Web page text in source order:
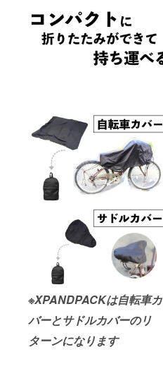
※XPANDPACKは自転車カ
バーとサドルカバーのリ
ターンになります